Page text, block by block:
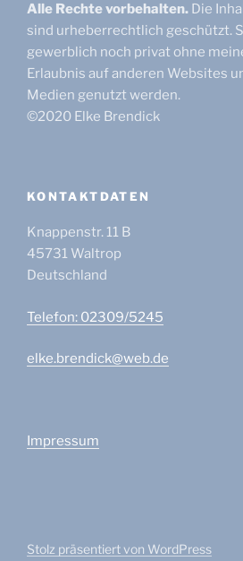
Alle Rechte vorbehalten. Die
sind urheberrechtlich geschützt.
gewerblich noch privat ohne
Erlaubnis auf anderen Websites
Medien genutzt werden.
©2020 Elke Brendick
KONTAKTDATEN
Knappenstr. 11 B
45731 Waltrop
Deutschland
Telefon: 02309/5245
elke.brendick@web.de
Impressum
Stolz präsentiert von WordPress